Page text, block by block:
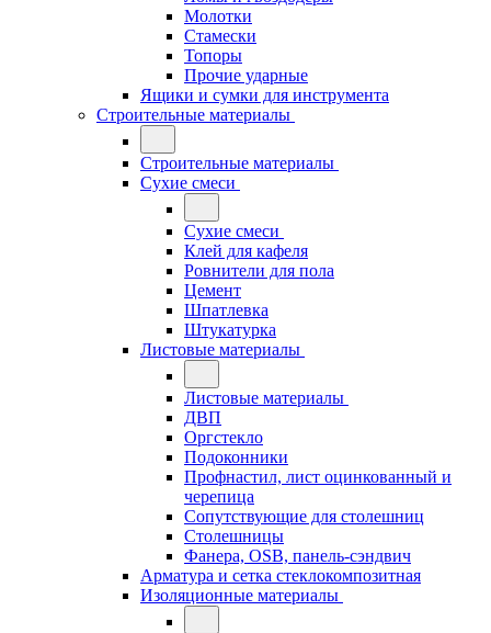
Молотки
Стамески
Топоры
Прочие ударные
Ящики и сумки для инструмента
Строительные материалы
Строительные материалы
Сухие смеси
Сухие смеси
Клей для кафеля
Ровнители для пола
Цемент
Шпатлевка
Штукатурка
Листовые материалы
Листовые материалы
ДВП
Оргстекло
Подоконники
Профнастил, лист оцинкованный и
черепица
Сопутствующие для столешниц
Столешницы
Фанера, OSB, панель-сэндвич
Арматура и сетка стеклокомпозитная
Изоляционные материалы